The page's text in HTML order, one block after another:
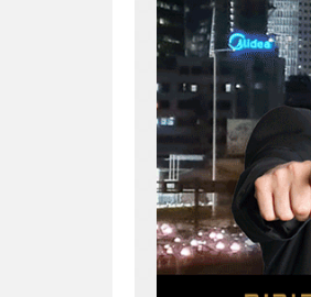
אלון קריטי
כלכלי אלימות
מעצרים
אייל בסרגליק
כלכלי צווארון לבן
דין לענייני אסירים
נדל"ן / עסקים